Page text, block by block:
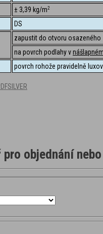
± 3,39 kg/m2
DS
zapustit do otvoru
na povrch podlahy v
povrch rohože pravidelně
SILVER
objednání